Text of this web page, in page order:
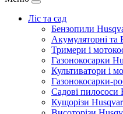
Ліс та сад
Бензопили
Акумуляторні та
Тримери і
Газонокосарки
Культиватори і
Газонокосарки-
Садові пилососи
Кущорізи